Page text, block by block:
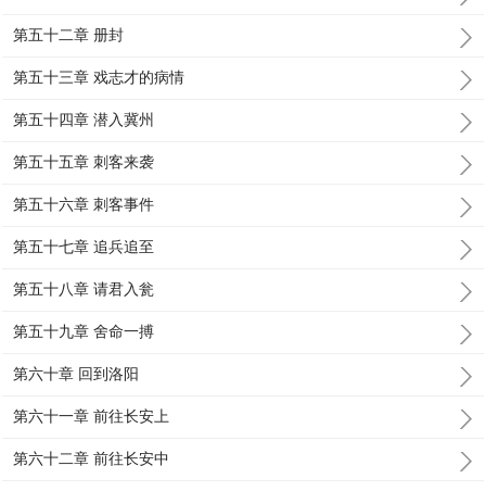
第五十二章 册封
第五十三章 戏志才的病情
第五十四章 潜入冀州
第五十五章 刺客来袭
第五十六章 刺客事件
第五十七章 追兵追至
第五十八章 请君入瓮
第五十九章 舍命一搏
第六十章 回到洛阳
第六十一章 前往长安上
第六十二章 前往长安中